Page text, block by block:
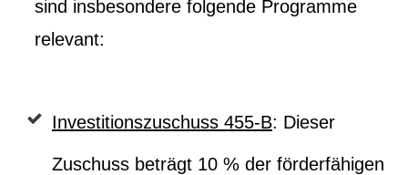
sind insbesondere folgende Programme
relevant:
Investitionszuschuss 455-B: Dieser
Zuschuss beträgt 10 % der förderfähigen